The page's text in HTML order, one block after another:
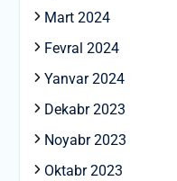
Mart 2024
Fevral 2024
Yanvar 2024
Dekabr 2023
Noyabr 2023
Oktabr 2023